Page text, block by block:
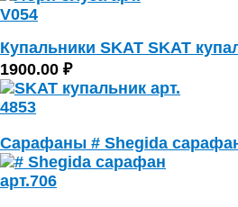
Купальники SKAT SKAT
1900.00 ₽
Сарафаны # Shegida